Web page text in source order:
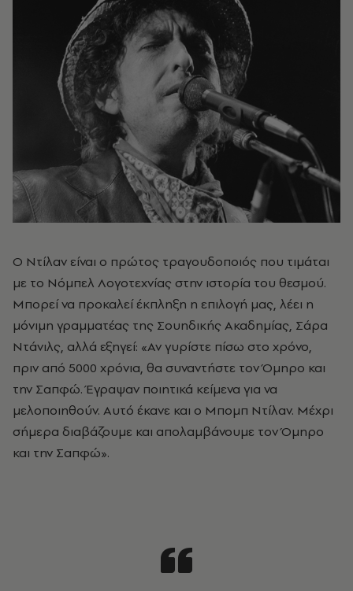
Ο Ντίλαν είναι ο πρώτος τραγουδοποιός που τιμάται
με το Νόμπελ Λογοτεχνίας στην ιστορία του θεσμού.
Μπορεί να προκαλεί έκπληξη η επιλογή μας, λέει η
μόνιμη γραμματέας της Σουηδικής Ακαδημίας, Σάρα
Ντάνιλς, αλλά εξηγεί: «Αν γυρίστε πίσω στο χρόνο,
πριν από 5000 χρόνια, θα συναντήστε τον Όμηρο και
την Σαπφώ. Έγραψαν ποιητικά κείμενα για να
μελοποιηθούν. Αυτό έκανε και ο Μπομπ Ντίλαν. Μέχρι
σήμερα διαβάζουμε και απολαμβάνουμε τον Όμηρο
και την Σαπφώ».